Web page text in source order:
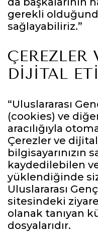
gerekli
sağlayabiliriz.”
ÇEREZLER
DIJITAL
“Uluslararası
(cookies) ve
aracılığıyla
Çerezler ve
bilgisayarınızın
kaydedilebilen
yüklendiğinde
Uluslararası
sitesindeki
olanak tanıyan
dosyalarıdır.